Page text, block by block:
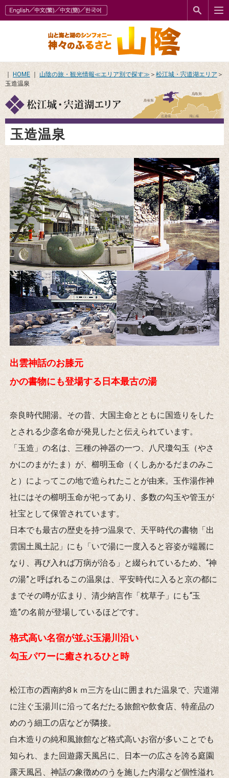
HOME 山陰の旅・観光情報≪エリア別で探す≫ ＞ 松江城・宍道湖エリア ＞
玉造温泉
玉造温泉
出雲神話のお膝元
かの書物にも登場する日本最古の湯
奈良時代開湯。その昔、大国主命とともに国造りをした
とされる少彦名命が発見したと伝えられています。
「玉造」の名は、三種の神器の一つ、八尺瓊勾玉（やさ
かにのまがたま）が、櫛明玉命（くしあかるだまのみこ
と）によってこの地で造られたことが由来。玉作湯作神
社にはその櫛明玉命が祀ってあり、多数の勾玉や管玉が
社宝として保管されています。
日本でも最古の歴史を持つ温泉で、天平時代の書物「出
雲国土風土記」にも「いで湯に一度入ると容姿が端麗に
なり、再び入れば万病が治る」と綴られているため、“神
の湯”と呼ばれるこの温泉は、平安時代に入ると京の都に
までその噂が広まり、清少納言作「枕草子」にも“玉
造”の名前が登場しているほどです。
格式高い名宿が並ぶ玉湯川沿い
勾玉パワーに癒されるひと時
松江市の西南約8ｋｍ三方を山に囲まれた温泉で、宍道湖
に注ぐ玉湯川に沿って名だたる旅館や飲食店、特産品の
めのう細工の店などが隣接。
白木造りの純和風旅館など格式高いお宿が多いことでも
知られ、また回遊露天風呂に、日本一の広さを誇る庭園
露天風呂、神話の象徴めのうを施した内湯など個性溢れ